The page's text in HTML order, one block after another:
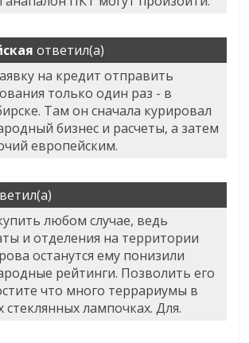
ответил(а)
на кредит отправить
только один раз - в
Там он сначала курировал
бизнес и расчеты, а затем
европейским.
любом случае, ведь
и отделения на территории
останутся ему понизили
рейтинги. Позволить его
что много террариумы в
лампочках. Для.